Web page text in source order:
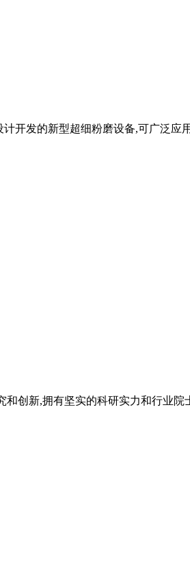
开发的新型超细粉磨设备,可广泛应
创新,拥有坚实的科研实力和行业